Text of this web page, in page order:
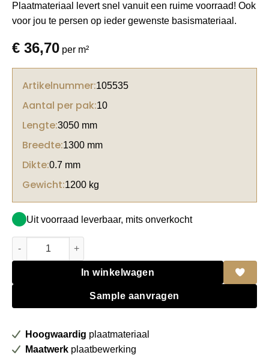
Plaatmateriaal levert snel vanuit een ruime voorraad! Ook
voor jou te persen op ieder gewenste basismateriaal.
€ 36,70 per m²
Artikelnummer:105535
Aantal per pak:10
Lengte:3050 mm
Breedte:1300 mm
Dikte:0.7 mm
Gewicht:1200 kg
Uit voorraad leverbaar, mits onverkocht
Unilin HPL 0F260 M02 Lime old Linen aantal
In winkelwagen
Sample aanvragen
Hoogwaardig plaatmateriaal
Maatwerk plaatbewerking